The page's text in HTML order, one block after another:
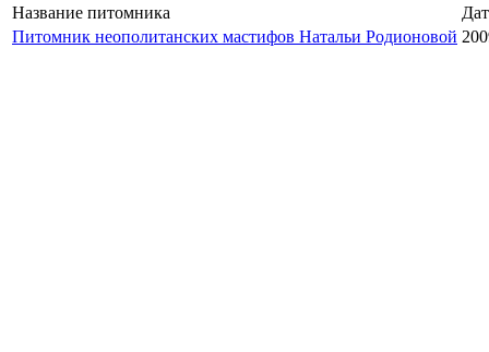
Название питомника
Питомник неополитанских мастифов Натальи Родионовой